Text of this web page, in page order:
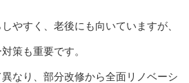
やすく、老後にも向いていますが、
策も重要です。
なり、部分改修から全面リノベーシ